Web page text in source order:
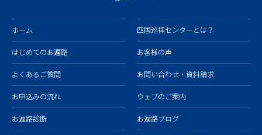
ホーム 四国巡拝センターとは？
はじめてのお遍路 お客様の声
よくあるご質問 お問い合わせ・資料請求
お申込みの流れ ウェブのご案内
お遍路診断 お遍路ブログ